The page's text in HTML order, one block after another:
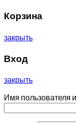
Корзина
закрыть
Вход
закрыть
Имя пользователя